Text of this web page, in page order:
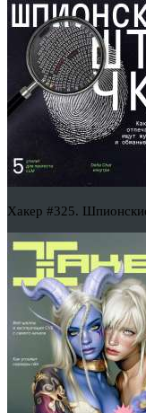
Хакер #325.